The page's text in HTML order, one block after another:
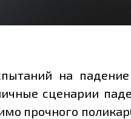
на падение
сценарии
прочного